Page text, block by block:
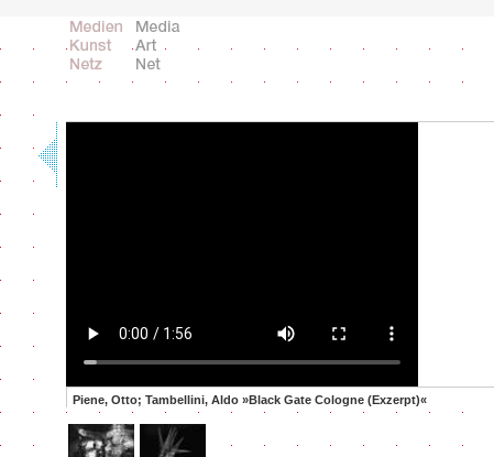
Piene, Otto; Tambellini, Aldo »Black Gate Cologne (Exzerpt)«